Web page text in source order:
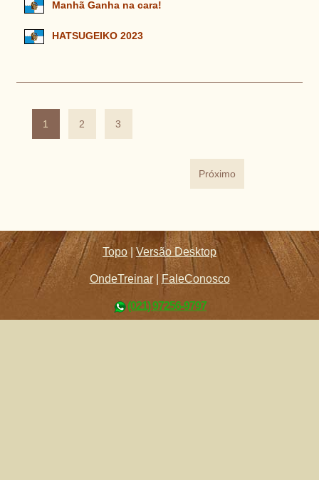
Manhã Ganha na cara!
HATSUGEIKO 2023
1 2 3
Próximo
Topo |Versão Desktop
OndeTreinar| FaleConosco
(021) 97256-9797